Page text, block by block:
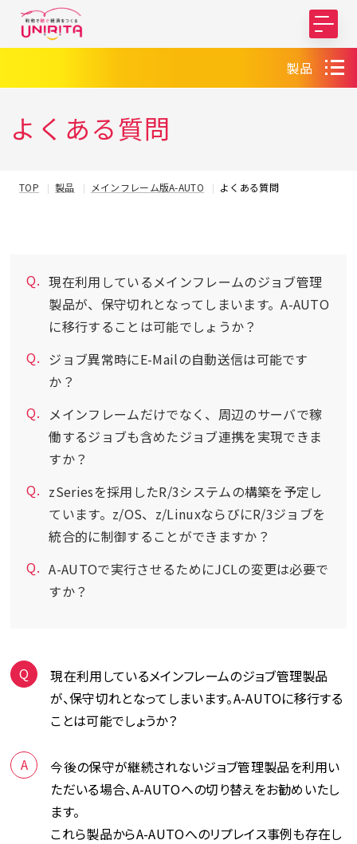
製品
よくある質問
TOP 製品 メインフレーム版A-AUTO よくある質問
現在利用しているメインフレームのジョブ管理
製品が、保守切れとなってしまいます。A-AUTO
に移行することは可能でしょうか？
ジョブ異常時にE-Mailの自動送信は可能です
か？
メインフレームだけでなく、周辺のサーバで稼
働するジョブも含めたジョブ連携を実現できま
すか？
zSeriesを採用したR/3システムの構築を予定し
ています。z/OS、z/LinuxならびにR/3ジョブを
統合的に制御することができますか？
A-AUTOで実行させるためにJCLの変更は必要で
すか？
現在利用しているメインフレームのジョブ管理製品
が、保守切れとなってしまいます。A-AUTOに移行する
ことは可能でしょうか？
今後の保守が継続されないジョブ管理製品を利用い
ただいる場合、A-AUTOへの切り替えをお勧めいたし
ます。
これら製品からA-AUTOへのリプレイス事例も存在し